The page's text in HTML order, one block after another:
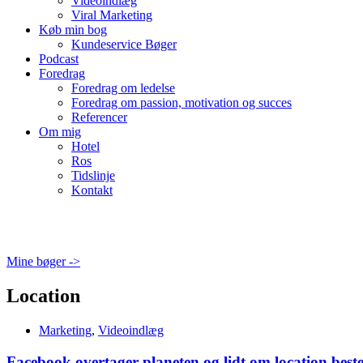
Viral Marketing
Køb min bog
Kundeservice Bøger
Podcast
Foredrag
Foredrag om ledelse
Foredrag om passion, motivation og succes
Referencer
Om mig
Hotel
Ros
Tidslinje
Kontakt
Mine bøger ->
Location
Marketing, Videoindlæg